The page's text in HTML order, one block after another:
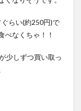
らい(約250円)で
べなくちゃ！！
少しずつ買い取っ